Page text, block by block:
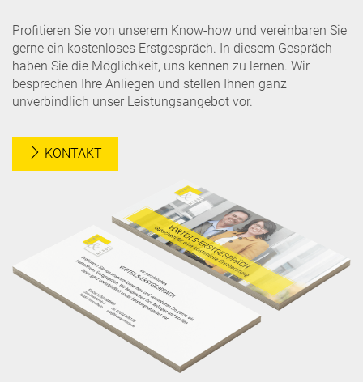
Profitieren Sie von unserem Know-how und vereinbaren Sie
gerne ein kostenloses Erstgespräch. In diesem Gespräch
haben Sie die Möglichkeit, uns kennen zu lernen. Wir
besprechen Ihre Anliegen und stellen Ihnen ganz
unverbindlich unser Leistungsangebot vor.
KONTAKT